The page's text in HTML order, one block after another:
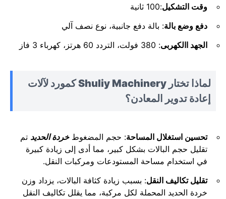
وقت التشكيل:100 ثانية
دفع وضع بالة: بالة دفع جانبية، نوع نصف آلي
الجهد االكهربى: 380 فولت، التردد 60 هرتز، كهرباء 3 فاز
لماذا تختار Shuliy Machinery كمورد لآلات
إعادة تدوير المعادن؟
تحسين استغلال المساحة: حجم المضغوطخردة الحديد تم
تقليل حجم البالات بشكل كبير، مما أدى إلى زيادة كبيرة
في استخدام مساحة المستودعات ومركبات النقل.
تقليل تكاليف النقل: بسبب زيادة كثافة البالات، يزداد وزن
خردة الحديد المحملة لكل مركبة، مما يقلل تكاليف النقل